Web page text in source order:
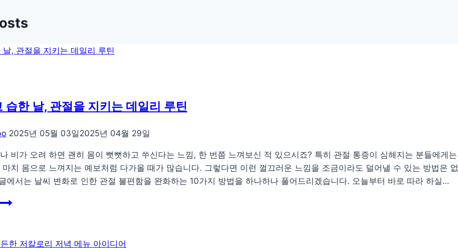
습한 날, 관절을 지키는 데일리 루틴
2025년 05월 03일2025년 04월 29일
비가 오려 하면 괜히 몸이 뻣뻣하고 쑤신다는 느낌, 한 번쯤 느껴보신 적 있으시죠? 특히 관절 통증이 심해지는 분들에게는
치 몸으로 느껴지는 예보처럼 다가올 때가 많습니다. 그렇다면 이런 껄끄러운 느낌을 조금이라도 덜어낼 수 있는 방법은 없
에서는 날씨 변화로 인한 관절 불편함을 완화하는 10가지 방법을 하나하나 풀어드리겠습니다. 오늘부터 바로 따라 하실…